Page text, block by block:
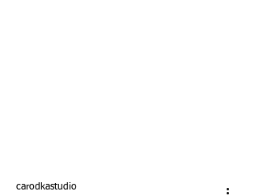
carodkastudio